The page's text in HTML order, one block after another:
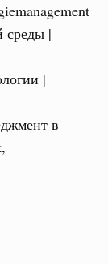
среды |
|
в